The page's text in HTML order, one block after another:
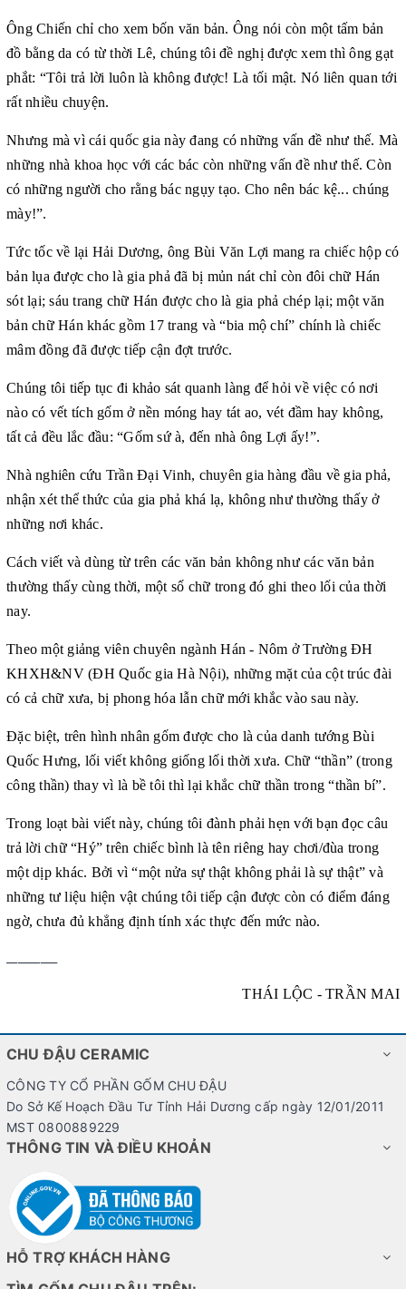
Ông Chiến chỉ cho xem bốn văn bản. Ông nói còn một tấm bản
đồ bằng da có từ thời Lê, chúng tôi đề nghị được xem thì ông gạt
phắt: “Tôi trả lời luôn là không được! Là tối mật. Nó liên quan tới
rất nhiều chuyện.
Nhưng mà vì cái quốc gia này đang có những vấn đề như thế. Mà
những nhà khoa học với các bác còn những vấn đề như thế. Còn
có những người cho rằng bác ngụy tạo. Cho nên bác kệ... chúng
mày!”.
Tức tốc về lại Hải Dương, ông Bùi Văn Lợi mang ra chiếc hộp có
bản lụa được cho là gia phả đã bị mủn nát chỉ còn đôi chữ Hán
sót lại; sáu trang chữ Hán được cho là gia phả chép lại; một văn
bản chữ Hán khác gồm 17 trang và “bia mộ chí” chính là chiếc
mâm đồng đã được tiếp cận đợt trước.
Chúng tôi tiếp tục đi khảo sát quanh làng để hỏi về việc có nơi
nào có vết tích gốm ở nền móng hay tát ao, vét đầm hay không,
tất cả đều lắc đầu: “Gốm sứ à, đến nhà ông Lợi ấy!”.
Nhà nghiên cứu Trần Đại Vinh, chuyên gia hàng đầu về gia phả,
nhận xét thể thức của gia phả khá lạ, không như thường thấy ở
những nơi khác.
Cách viết và dùng từ trên các văn bản không như các văn bản
thường thấy cùng thời, một số chữ trong đó ghi theo lối của thời
nay.
Theo một giảng viên chuyên ngành Hán - Nôm ở Trường ĐH
KHXH&NV (ĐH Quốc gia Hà Nội), những mặt của cột trúc đài
có cả chữ xưa, bị phong hóa lẫn chữ mới khắc vào sau này.
Đặc biệt, trên hình nhân gốm được cho là của danh tướng Bùi
Quốc Hưng, lối viết không giống lối thời xưa. Chữ “thần” (trong
công thần) thay vì là bề tôi thì lại khắc chữ thần trong “thần bí”.
Trong loạt bài viết này, chúng tôi đành phải hẹn với bạn đọc câu
trả lời chữ “Hý” trên chiếc bình là tên riêng hay chơi/đùa trong
một dịp khác. Bởi vì “một nửa sự thật không phải là sự thật” và
những tư liệu hiện vật chúng tôi tiếp cận được còn có điểm đáng
ngờ, chưa đủ khẳng định tính xác thực đến mức nào.
THÁI LỘC - TRẦN MAI
CHU ĐẬU CERAMIC
CÔNG TY CỔ PHẦN GỐM CHU ĐẬU
Do Sở Kế Hoạch Đầu Tư Tỉnh Hải Dương cấp ngày 12/01/2011
MST 0800889229
THÔNG TIN VÀ ĐIỀU KHOẢN
HỖ TRỢ KHÁCH HÀNG